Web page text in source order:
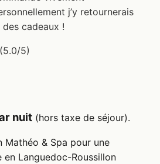
j’y retournerais
cadeaux !
5)
nuit (hors taxe de séjour).
Mathéo & Spa pour une
en Languedoc-Roussillon